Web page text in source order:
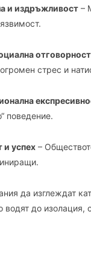
и издръжливост –
отговорност
стрес и
поведение.
и успех –
да изглеждат
водят до изолация,